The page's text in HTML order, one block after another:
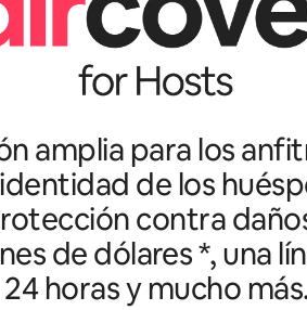
amplia para los
de los
contra
de dólares *, una
24 horas y mucho más.